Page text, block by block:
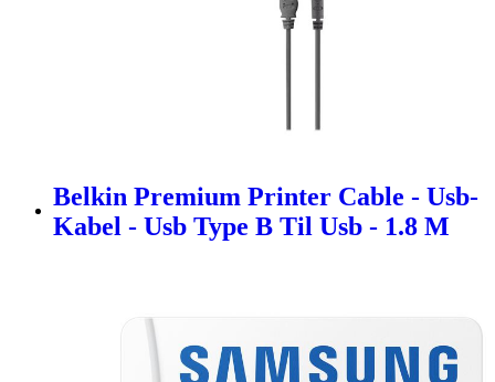
Belkin Premium Printer Cable - Usb-
Kabel - Usb Type B Til Usb - 1.8 M